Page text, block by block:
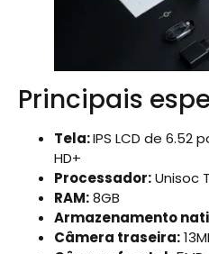
Principais
Tela:IPS LCD de 6.52
HD+
Processador:Unisoc
RAM:8GB
Armazenamento
Câmera traseira: